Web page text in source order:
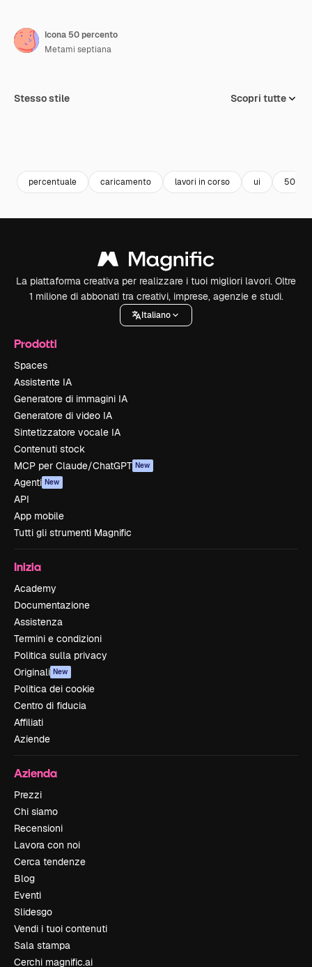
Icona 50 percento
Metami septiana
Stesso stile Scopri tutte
percentuale caricamento lavori in corso ui 50
La piattaforma creativa per realizzare i tuoi migliori lavori. Oltre
1 milione di abbonati tra creativi, imprese, agenzie e studi.
Italiano
Prodotti
Spaces
Assistente IA
Generatore di immagini IA
Generatore di video IA
Sintetizzatore vocale IA
Contenuti stock
MCP per Claude/ChatGPT New
Agenti New
API
App mobile
Tutti gli strumenti Magnific
Inizia
Academy
Documentazione
Assistenza
Termini e condizioni
Politica sulla privacy
Originali New
Politica dei cookie
Centro di fiducia
Affiliati
Aziende
Azienda
Prezzi
Chi siamo
Recensioni
Lavora con noi
Cerca tendenze
Blog
Eventi
Slidesgo
Vendi i tuoi contenuti
Sala stampa
Cerchi magnific.ai